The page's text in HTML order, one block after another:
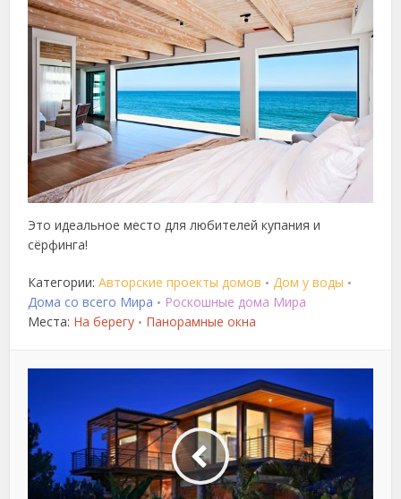
Это идеальное место для любителей купания и
сёрфинга!
Категории:Авторские проекты домов • Дом у воды •
Дома со всего Мира • Роскошные дома Мира
Места: На берегу • Панорамные окна